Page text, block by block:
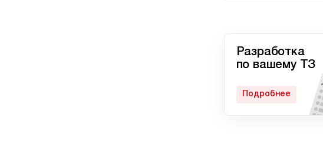
Автоматические
Разработка
по вашему ТЗ
Подробнее